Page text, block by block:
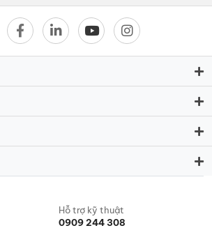
Hỗ trợ kỹ thuật
0909 244 308